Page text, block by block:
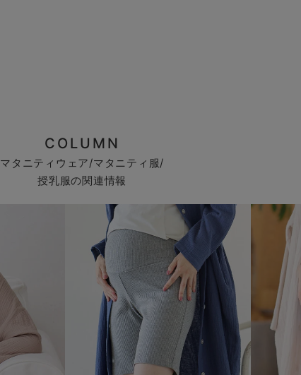
COLUMN
マタニティウェア/マタニティ服/
授乳服の関連情報